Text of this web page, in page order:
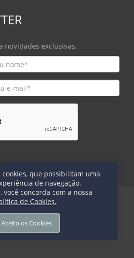
cookies, que possibilitam uma
de navegação.
você concorda com a nossa
de Cookies.
Aceito os Cookies
novidades exclusivas.
porMeu Site Imobiliário